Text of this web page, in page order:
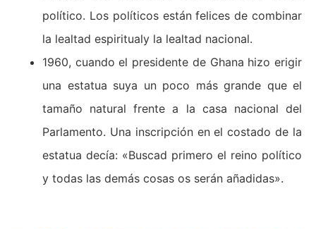
político. Los políticos están felices de combinar
la lealtad espiritualy la lealtad nacional.
1960, cuando el presidente de Ghana hizo erigir
una estatua suya un poco más grande que el
tamaño natural frente a la casa nacional del
Parlamento. Una inscripción en el costado de la
estatua decía: «Buscad primero el reino político
y todas las demás cosas os serán añadidas».